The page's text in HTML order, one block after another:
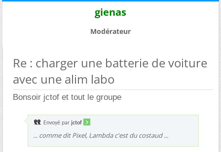
gienas
Modérateur
Re : charger une batterie de voiture
avec une alim labo
Bonsoir jctof et tout le groupe
Envoyé par jctof
... comme dit Pixel, Lambda c'est du costaud ...